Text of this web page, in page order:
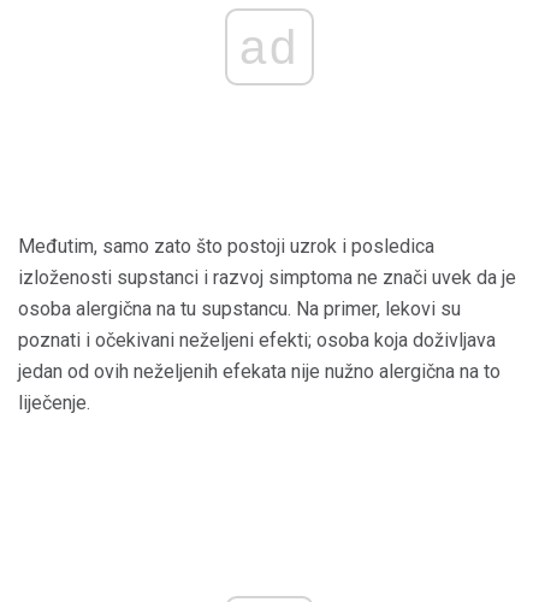
ad
Međutim, samo zato što postoji uzrok i posledica
izloženosti supstanci i razvoj simptoma ne znači uvek da je
osoba alergična na tu supstancu. Na primer, lekovi su
poznati i očekivani neželjeni efekti; osoba koja doživljava
jedan od ovih neželjenih efekata nije nužno alergična na to
liječenje.